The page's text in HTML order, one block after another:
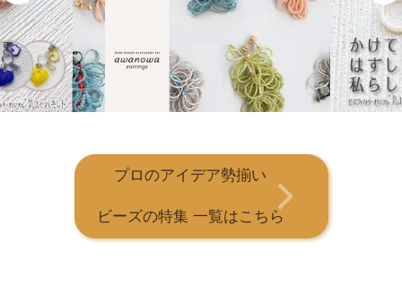
プロのアイデア勢揃い
ビーズの特集 一覧はこちら